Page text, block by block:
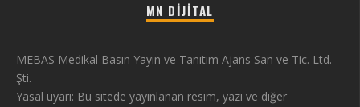
MN DIJITAL
MEBAS Medikal Basın Yayın ve Tanıtım Ajans San ve Tic. Ltd.
Şti.
Yasal uyarı: Bu sitede yayınlanan resim, yazı ve diğer